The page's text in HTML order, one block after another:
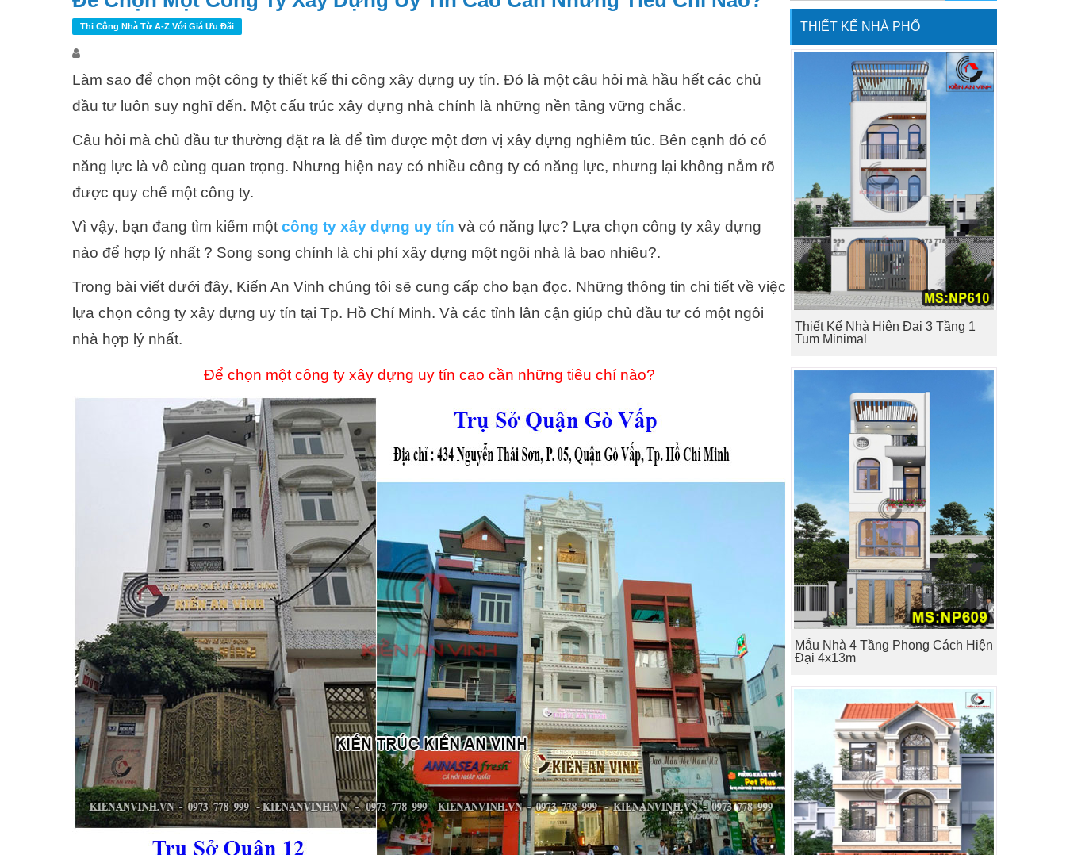
Thi Công Nhà Từ A-Z Với Giá Ưu Đãi
Làm sao để chọn một công ty thiết kế thi công xây dựng uy tín. Đó là một câu hỏi mà hầu hết các chủ
đầu tư luôn suy nghĩ đến. Một cấu trúc xây dựng nhà chính là những nền tảng vững chắc.
Câu hỏi mà chủ đầu tư thường đặt ra là để tìm được một đơn vị xây dựng nghiêm túc. Bên cạnh đó có
năng lực là vô cùng quan trọng. Nhưng hiện nay có nhiều công ty có năng lực, nhưng lại không nắm rõ
được quy chế một công ty.
Vì vậy, bạn đang tìm kiếm mộtcông ty xây dựng uy tín và có năng lực? Lựa chọn công ty xây dựng
nào để hợp lý nhất ? Song song chính là chi phí xây dựng một ngôi nhà là bao nhiêu?.
Trong bài viết dưới đây, Kiến An Vinh chúng tôi sẽ cung cấp cho bạn đọc. Những thông tin chi tiết về việc
lựa chọn công ty xây dựng uy tín tại Tp. Hồ Chí Minh. Và các tỉnh lân cận giúp chủ đầu tư có một ngôi
nhà hợp lý nhất.
Để chọn một công ty xây dựng uy tín cao cần những tiêu chí nào?
THIẾT KẾ NHÀ PHỐ
Thiết Kế Nhà Hiện Đại 3 Tầng 1
Tum Minimal
Mẫu Nhà 4 Tầng Phong Cách Hiện
Đại 4x13m